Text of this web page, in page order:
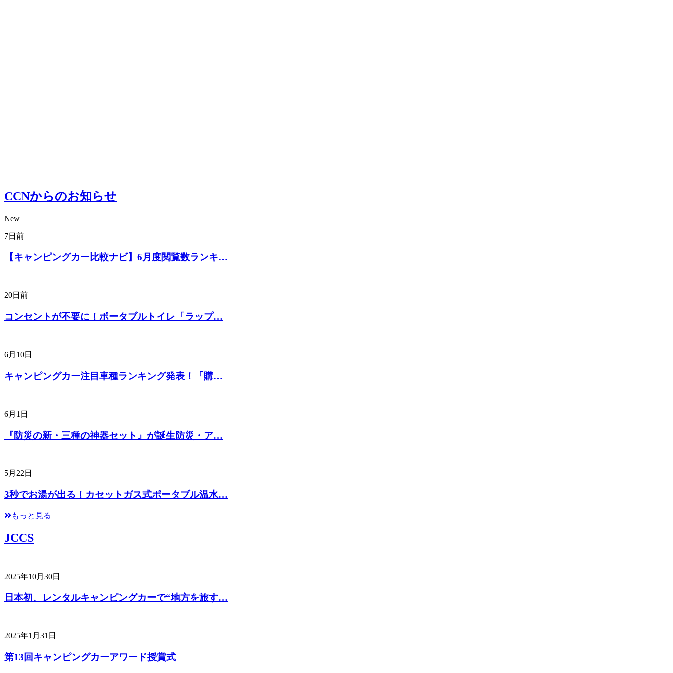
CCNからのお知らせ
New
7日前
【キャンピングカー比較ナビ】6月度閲覧数ランキ…
20日前
コンセントが不要に！ポータブルトイレ「ラップ…
6月10日
キャンピングカー注目車種ランキング発表！「購…
6月1日
『防災の新・三種の神器セット』が誕生防災・ア…
5月22日
3秒でお湯が出る！カセットガス式ポータブル温水…
もっと見る
JCCS
2025年10月30日
日本初、レンタルキャンピングカーで“地方を旅す…
2025年1月31日
第13回キャンピングカーアワード授賞式